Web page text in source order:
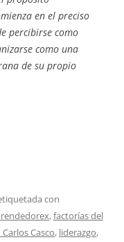
en el preciso
percibirse como
como una
de su propio
con
,factorías del
Carlos Casco, liderazgo,